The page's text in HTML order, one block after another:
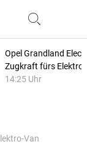
Opel Grandland
Zugkraft fürs
14:25 Uhr
Van